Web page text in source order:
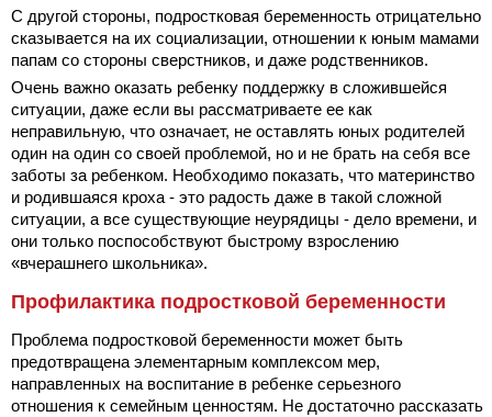
С другой стороны, подростковая беременность отрицательно
сказывается на их социализации, отношении к юным мамами
папам со стороны сверстников, и даже родственников.
Очень важно оказать ребенку поддержку в сложившейся
ситуации, даже если вы рассматриваете ее как
неправильную, что означает, не оставлять юных родителей
один на один со своей проблемой, но и не брать на себя все
заботы за ребенком. Необходимо показать, что материнство
и родившаяся кроха - это радость даже в такой сложной
ситуации, а все существующие неурядицы - дело времени, и
они только поспособствуют быстрому взрослению
«вчерашнего школьника».
Профилактика подростковой беременности
Проблема подростковой беременности может быть
предотвращена элементарным комплексом мер,
направленных на воспитание в ребенке серьезного
отношения к семейным ценностям. Не достаточно рассказать